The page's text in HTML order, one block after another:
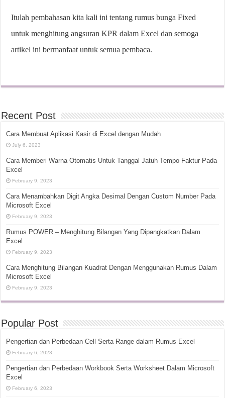
Itulah pembahasan kita kali ini tentang rumus bunga Fixed
untuk menghitung angsuran KPR dalam Excel dan semoga
artikel ini bermanfaat untuk semua pembaca.
Recent Post
Cara Membuat Aplikasi Kasir di Excel dengan Mudah
July 6, 2023
Cara Memberi Warna Otomatis Untuk Tanggal Jatuh Tempo Faktur Pada
Excel
February 9, 2023
Cara Menambahkan Digit Angka Desimal Dengan Custom Number Pada
Microsoft Excel
February 9, 2023
Rumus POWER – Menghitung Bilangan Yang Dipangkatkan Dalam
Excel
February 9, 2023
Cara Menghitung Bilangan Kuadrat Dengan Menggunakan Rumus Dalam
Microsoft Excel
February 9, 2023
Popular Post
Pengertian dan Perbedaan Cell Serta Range dalam Rumus Excel
February 6, 2023
Pengertian dan Perbedaan Workbook Serta Worksheet Dalam Microsoft
Excel
February 6, 2023